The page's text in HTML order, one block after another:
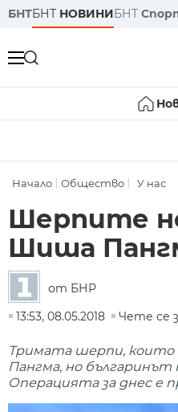
БНТБНТ НОВИНИБНТ
Начало Общество У нас
Шерпите
Шиша
от БНР
13:53, 08.05.2018
Чете се
Тримата шерпи, които
Пангма, но българинът
Операцията за днес е